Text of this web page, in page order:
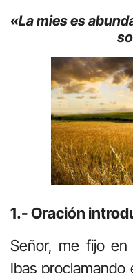
«La mies es
1.- Oración
Señor, me fijo en
Ibas proclamando